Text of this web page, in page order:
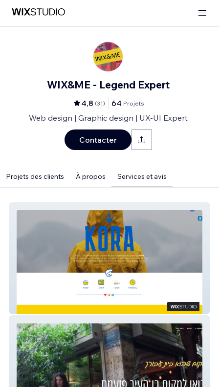
WIX&ME - Legend Expert
4,8 (31) 64 Projets
Web design | Graphic design | UX-UI Expert
Contacter
Projets des clients À propos Services et avis
פסקו גת